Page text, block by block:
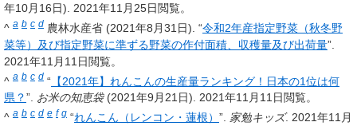
年10月16日). 2021年11月25日閲覧。
^ a b c d 農林水産省 (2021年8月31日). “令和2年産指定野菜（秋冬野
菜等）及び指定野菜に準ずる野菜の作付面積、収穫量及び出荷量”.
2021年11月11日閲覧。
^ a b c d “ 【2021年】れんこんの生産量ランキング！日本の1位は何
県？”. お米の知恵袋(2021年9月21日). 2021年11月11日閲覧。
^ a b c d e f g “れんこん（レンコン・蓮根） ”. 家勉キッズ. 2021年11月